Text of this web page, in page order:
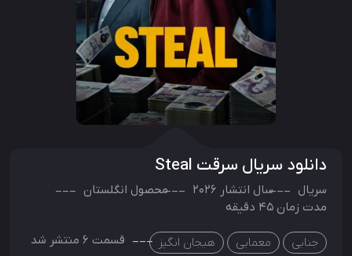
دانلود سریال سرقت Steal
سریال سال انتشار 2026 محصول انگلستان
مدت زمان 45 دقیقه
جنایی معمایی هیجان انگیز قسمت 6 منتشر شد